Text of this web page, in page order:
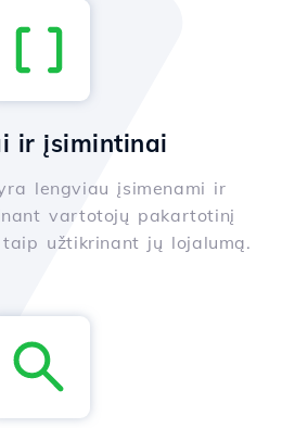
ir įsimintinai
lengviau įsimenami ir
vartotojų pakartotinį
užtikrinant jų lojalumą.